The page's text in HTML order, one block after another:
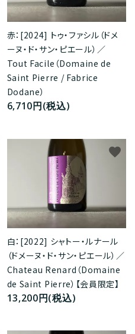
赤：[2024] トゥ・ファシル（ドメ
ーヌ・ド・サン・ピエール）／
Tout Facile（Domaine de
Saint Pierre / Fabrice
Dodane）
6,710円(税込)
白：[2022] シャトー・ルナール
（ドメーヌ・ド・サン・ピエール）／
Chateau Renard（Domaine
de Saint Pierre）【会員限定】
13,200円(税込)
favorite